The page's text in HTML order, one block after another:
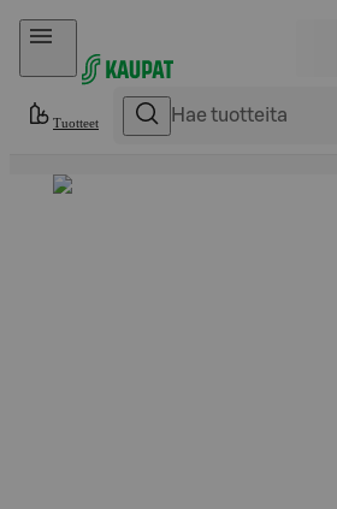
Hyppää sisältöön
Tuotteet